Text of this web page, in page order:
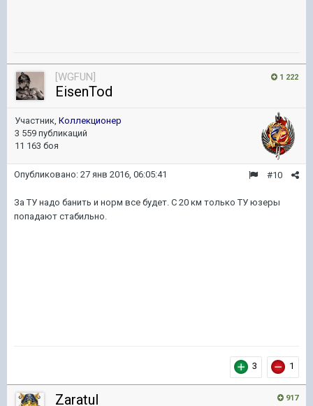
1 222
[WGFUN]
EisenTod
Участник, Коллекционер
3 559 публикаций
11 163 боя
#10
Опубликовано: 27 янв 2016, 06:05:41
За ТУ надо банить и норм все будет. С 20 км только ТУ юзеры
попадают стабильно.
3 1
917
ZaratuI